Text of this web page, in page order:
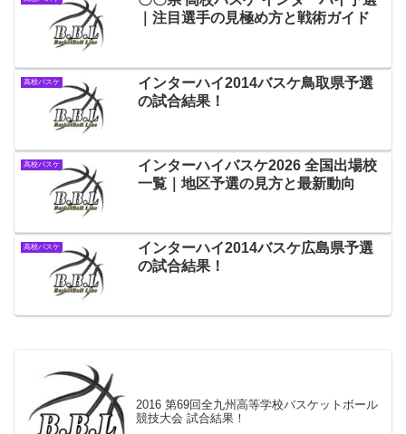
｜注目選手の見極め方と戦術ガイド
高校バスケ
インターハイ2014バスケ鳥取県予選
の試合結果！
高校バスケ
インターハイバスケ2026 全国出場校
一覧｜地区予選の見方と最新動向
高校バスケ
インターハイ2014バスケ広島県予選
の試合結果！
2016 第69回全九州高等学校バスケットボール
競技大会 試合結果！